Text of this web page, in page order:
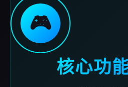
🎮
核心功